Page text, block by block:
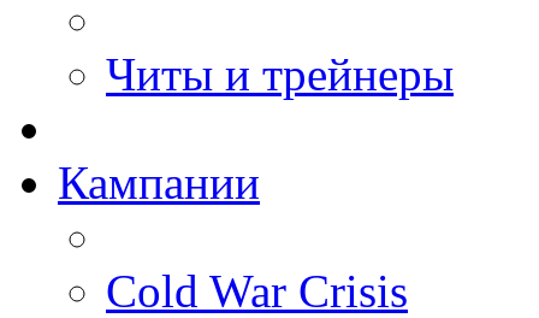
Читы и трейнеры
Кампании
Cold War Crisis